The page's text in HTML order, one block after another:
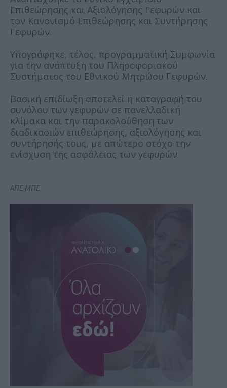
Επιθεώρησης και Αξιολόγησης Γεφυρών και
τον Κανονισμό Επιθεώρησης και Συντήρησης
Γεφυρών.
Υπογράφηκε, τέλος, προγραμματική Συμφωνία
για την ανάπτυξη του Πληροφοριακού
Συστήματος του Εθνικού Μητρώου Γεφυρών.
Βασική επιδίωξη αποτελεί η καταγραφή του
συνόλου των γεφυρών σε πανελλαδική
κλίμακα και την παρακολούθηση των
διαδικασιών επιθεώρησης, αξιολόγησης και
συντήρησής τους, με απώτερο στόχο την
ενίσχυση της ασφάλειας των γεφυρών.
ΑΠΕ-ΜΠΕ